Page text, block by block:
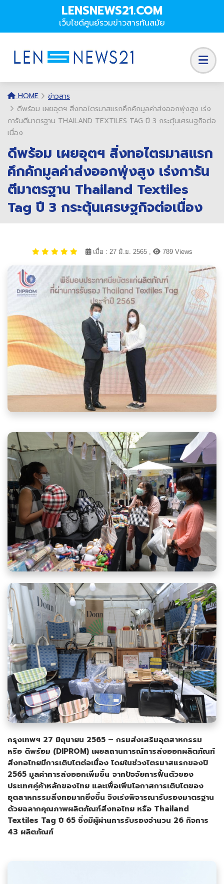
LENSNEWS21.COM
เว็บไซต์ศูนย์รวมข่าวสารทันสมัย
HOME
ข่าวสาร
ดีพร้อม เผยอุตฯ สิ่งทอไตรมาสแรกคึกคักมูลค่าส่งออกพุ่งสูง เร่ง
การันตีมาตรฐาน THAILAND TEXTILES TAG ปี 3 กระตุ้นเศรษฐกิจต่อ
เนื่อง
ดีพร้อม เผยอุตฯ สิ่งทอไตรมาสแรก
คึกคักมูลค่าส่งออกพุ่งสูง เร่งการัน
ตีมาตรฐาน Thailand Textiles
Tag ปี 3 กระตุ้นเศรษฐกิจต่อเนื่อง
เมื่อ : 27 มิ.ย. 2565 , 789 Views
กรุงเทพฯ 27 มิถุนายน 2565 – กรมส่งเสริมอุตสาหกรรม
หรือ ดีพร้อม (DIPROM) เผยสถานการณ์การส่งออกผลิตภัณฑ์
สิ่งทอไทยมีการเติบโตต่อเนื่อง โดยในช่วงไตรมาสแรกของปี
2565 มูลค่าการส่งออกเพิ่มขึ้น จากปัจจัยการฟื้นตัวของ
ประเทศคู่ค้าหลักของไทย และเพื่อเพิ่มโอกาสการเติบโตของ
อุตสาหกรรมสิ่งทอมากยิ่งขึ้น จึงเร่งพิจารณารับรองมาตรฐาน
ด้วยฉลากคุณภาพผลิตภัณฑ์สิ่งทอไทย หรือ Thailand
Textiles Tag ปี 65 ซึ่งมีผู้ผ่านการรับรองจำนวน 26 กิจการ
43 ผลิตภัณฑ์